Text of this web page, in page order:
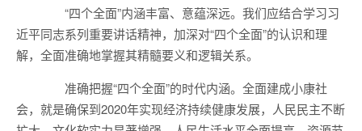
“四个全面”内涵丰富、意蕴深远。我们应结合学习习
近平同志系列重要讲话精神，加深对“四个全面”的认识和理
解，全面准确地掌握其精髓要义和逻辑关系。
准确把握“四个全面”的时代内涵。全面建成小康社
会，就是确保到2020年实现经济持续健康发展，人民民主不断